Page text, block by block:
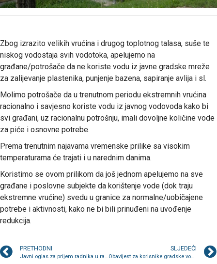
Zbog izrazito velikih vrućina i drugog toplotnog talasa, suše te
niskog vodostaja svih vodotoka, apelujemo na
građane/potrošače da ne koriste vodu iz javne gradske mreže
za zalijevanje plastenika, punjenje bazena, sapiranje avlija i sl.
Molimo potrošače da u trenutnom periodu ekstremnih vrućina
racionalno i savjesno koriste vodu iz javnog vodovoda kako bi
svi građani, uz racionalnu potrošnju, imali dovoljne količine vode
za piće i osnovne potrebe.
Prema trenutnim najavama vremenske prilike sa visokim
temperaturama će trajati i u narednim danima.
Koristimo se ovom prilikom da još jednom apelujemo na sve
građane i poslovne subjekte da korištenje vode (dok traju
ekstremne vrućine) svedu u granice za normalne/uobičajene
potrebe i aktivnosti, kako ne bi bili prinuđeni na uvođenje
redukcija.
PRETHODNI SLJEDEĆI
Obavijest za korisnike gradske vodovodne mreže na Plandištu